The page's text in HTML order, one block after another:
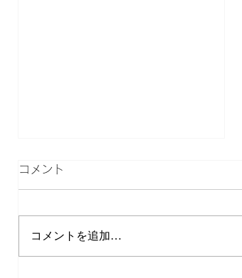
コメント
コメントを追加…